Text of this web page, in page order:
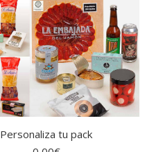
Personaliza tu pack